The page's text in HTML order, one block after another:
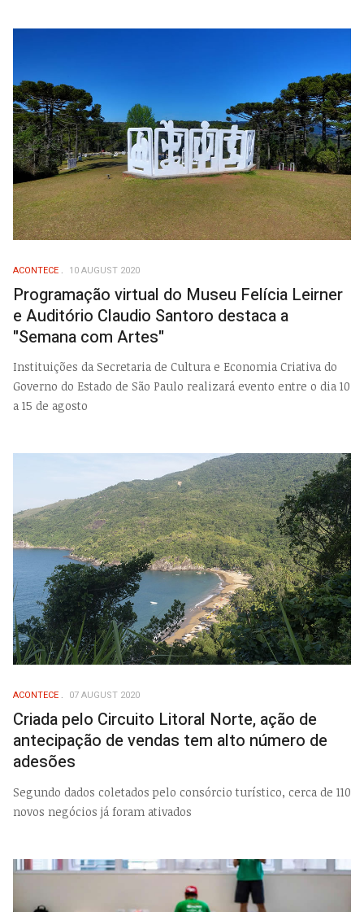
ACONTECE 10 AUGUST 2020
Programação virtual do Museu Felícia Leirner
e Auditório Claudio Santoro destaca a
"Semana com Artes"
Instituições da Secretaria de Cultura e Economia Criativa do
Governo do Estado de São Paulo realizará evento entre o dia 10
a 15 de agosto
ACONTECE 07 AUGUST 2020
Criada pelo Circuito Litoral Norte, ação de
antecipação de vendas tem alto número de
adesões
Segundo dados coletados pelo consórcio turístico, cerca de 110
novos negócios já foram ativados